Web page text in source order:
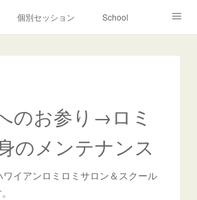
個別セッション School
のお参り→ロミ
のメンテナンス
イアンロミロミサロン＆スクール